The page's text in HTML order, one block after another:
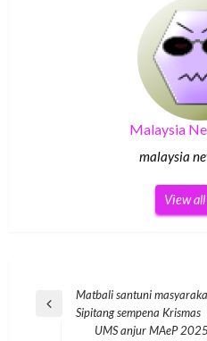
Malaysia
malaysia
View
Post
navigation
Previous
Matbali santuni
Sipitang sempena Krismas
UMS anjur MAeP